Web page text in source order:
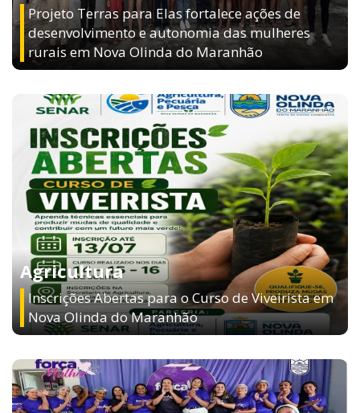
Projeto Terras para Elas fortalece ações de
desenvolvimento e autonomia das mulheres
rurais em Nova Olinda do Maranhão
Agricultura
Inscrições Abertas para o Curso de Viveirista em
Nova Olinda do Maranhão